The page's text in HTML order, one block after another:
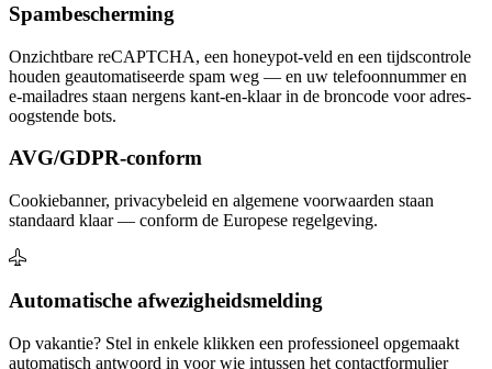
Spambescherming
Onzichtbare reCAPTCHA, een honeypot-veld en een tijdscontrole
houden geautomatiseerde spam weg — en uw telefoonnummer en
e-mailadres staan nergens kant-en-klaar in de broncode voor adres-
oogstende bots.
AVG/GDPR-conform
Cookiebanner, privacybeleid en algemene voorwaarden staan
standaard klaar — conform de Europese regelgeving.
Automatische afwezigheidsmelding
Op vakantie? Stel in enkele klikken een professioneel opgemaakt
automatisch antwoord in voor wie intussen het contactformulier